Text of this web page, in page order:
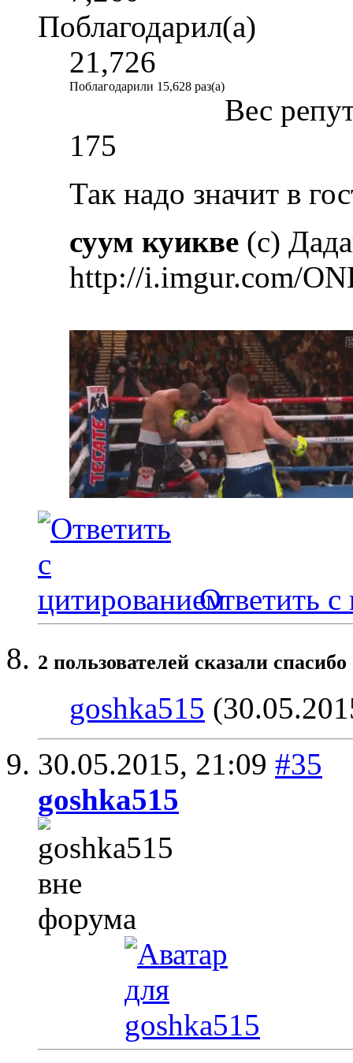
Поблагодарил(а)
21,726
Поблагодарили 15,628 раз(а)
Вес
175
Так надо значит в
суум куикве (с)
http://i.imgur.com/
Ответить с
2 пользователей сказали
goshka515
30.05.2015, 21:09 #35
goshka515